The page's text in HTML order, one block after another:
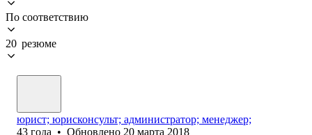
По соответствию
20 резюме
юрист; юрисконсульт; администратор; менеджер;
43 года • Обновлено 20 марта 2018